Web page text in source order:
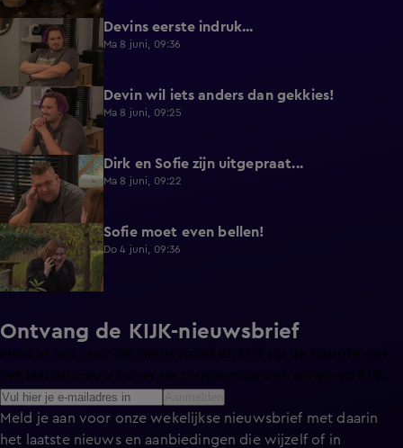
0:30 Devins eerste indruk...
Ma 8 juni, 09:36
0:25 Devin wil iets anders dan gekkies!
Ma 8 juni, 09:25
0:26 Dirk en Sofie zijn uitgepraat...
Ma 8 juni, 09:22
1:13 Sofie moet even bellen!
Do 4 juni, 09:36
Ontvang de KIJK-nieuwsbrief
Meld je aan voor de nieuwsbrief en blijf op de hoogte van
Meld je aan voor onze wekelijkse nieuwsbrief met daarin
het laatste nieuws en aanbiedingen die wijzelf of in